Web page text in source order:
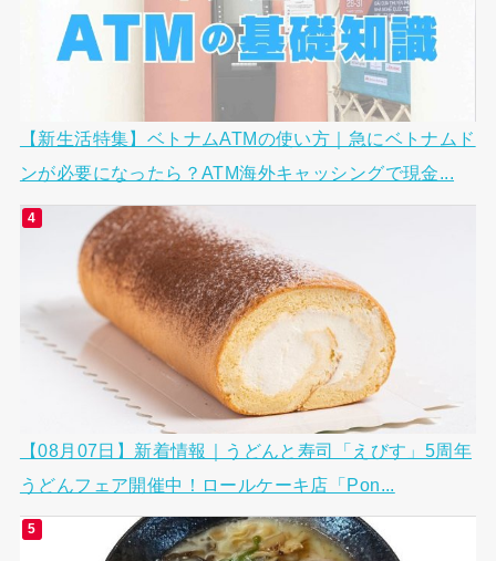
【新生活特集】ベトナムATMの使い方｜急にベトナムド
ンが必要になったら？ATM海外キャッシングで現金...
【08月07日】新着情報｜うどんと寿司「えびす」5周年
うどんフェア開催中！ロールケーキ店「Pon...